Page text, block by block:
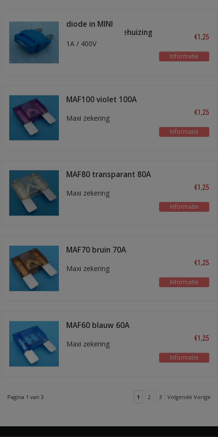
diode in MINI
steekzekeringbehuizing
1A / 400V
€1,25
Informatie
MAF100 violet 100A
Maxi zekering
€1,25
Informatie
MAF80 transparant 80A
Maxi zekering
€1,25
Informatie
MAF70 bruin 70A
Maxi zekering
€1,25
Informatie
MAF60 blauw 60A
Maxi zekering
€1,25
Informatie
Pagina 1 van 3 1 2 3 Volgende Vorige